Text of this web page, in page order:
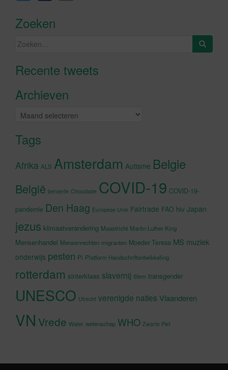
Zoeken
Zoeken
Recente tweetsKlik om marketing cookies te
Archieven
Archieven
Tags
Afrika ALS Amsterdam Autisme Belgie
België beroerte Chocolade COVID-19 COVID-19-
pandemie Den Haag Europese Unie Fairtrade FAO hiv Japan
jezus klimaatverandering Maastricht Martin Luther King
Mensenhandel Mensenrechten migranten Moeder Teresa MS muziek
onderwijs pesten Pi Platform Handschriftontwikkeling
rotterdam sinterklaas slavernij Stem transgender
UNESCO Utrecht verenigde naties Vlaanderen
VN Vrede Water wetenschap WHO Zwarte Piet